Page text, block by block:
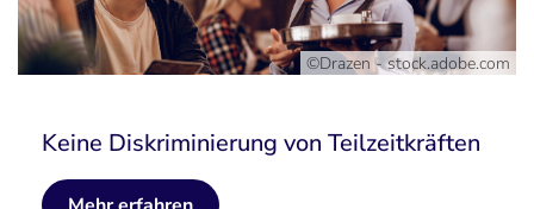
©Drazen - stock.adobe.com
Keine Diskriminierung von Teilzeitkräften